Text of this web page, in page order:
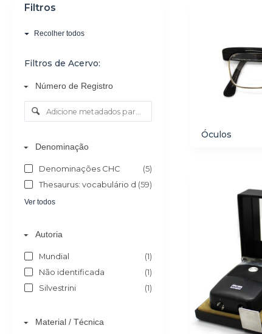
Filtros
Recolher todos
Filtros de Acervo:
Número de Registro
Denominação
Denominações CHC
(5)
Thesaurus: vocabulário de objectos do culto católico
(59)
Ver todos
Autoria
Mundial
(1)
Não identificada
(1)
Silvestrini
(1)
Material / Técnica
Óculos